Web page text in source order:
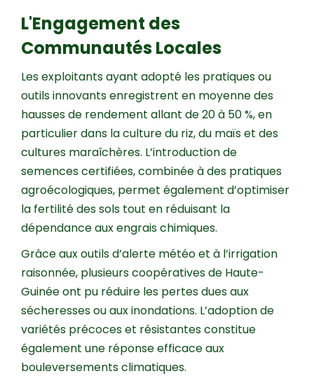
L'Engagement des
Communautés Locales
Les exploitants ayant adopté les pratiques ou
outils innovants enregistrent en moyenne des
hausses de rendement allant de 20 à 50 %, en
particulier dans la culture du riz, du maïs et des
cultures maraîchères. L’introduction de
semences certifiées, combinée à des pratiques
agroécologiques, permet également d’optimiser
la fertilité des sols tout en réduisant la
dépendance aux engrais chimiques.
Grâce aux outils d’alerte météo et à l’irrigation
raisonnée, plusieurs coopératives de Haute-
Guinée ont pu réduire les pertes dues aux
sécheresses ou aux inondations. L’adoption de
variétés précoces et résistantes constitue
également une réponse efficace aux
bouleversements climatiques.